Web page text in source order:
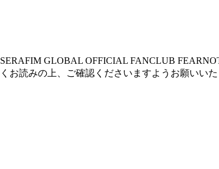
GLOBAL OFFICIAL FANCLUB
読みの上、ご確認くださいますようお願いいた